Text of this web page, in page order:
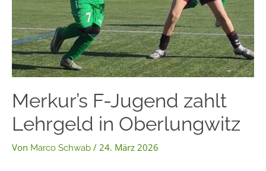
Merkur’s F-Jugend zahlt
Lehrgeld in Oberlungwitz
Von Marco Schwab / 24. März 2026